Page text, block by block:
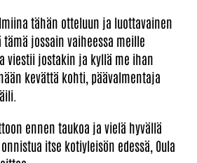
tähän otteluun ja luottavainen
jossain vaiheessa meille
viestii jostakin ja kyllä me ihan
kevättä kohti, päävalmentaja
ennen taukoa ja vielä hyvällä
itse kotiyleisön edessä, Oula